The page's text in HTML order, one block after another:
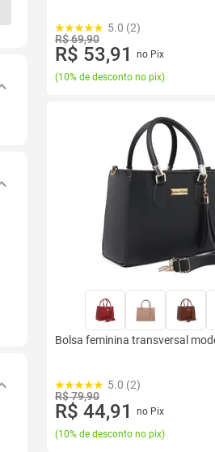
5.0 (2)
R$ 69,90
R$ 53,91
no Pix
(10% de desconto no pix)
Bolsa feminina transversal
5.0 (2)
R$ 79,90
R$ 44,91
no Pix
(10% de desconto no pix)